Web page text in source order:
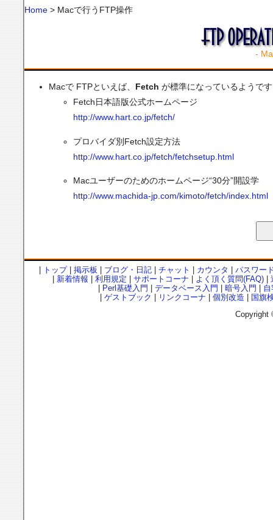
Home > Macで行うFTP操作
-
Macで FTPといえば、 Fetch が標準になっているようで
Fetch日本語版公式ホームページ
http://www.hart.co.jp/fetch/
プロバイダ別Fetch設定方法
http://www.hart.co.jp/fetch/fetchsetup.html
Macユーザーのためのホームページ“30分”開設学
http://www.machida-jp.com/kimoto/fetch/index.html
| トップ| 掲示板 | ブログ・日記 | チャット | カウンタ | パスワー
| 新着情報 | 利用規定 | サポートコーナ | よく頂く質問(FAQ) |
| Perl基礎入門 | データベース入門 | 暗号入門 |
| ゲストブック | リンクコーナ | 個別改造 | 国旗